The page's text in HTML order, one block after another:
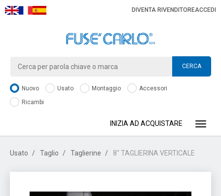
DIVENTA RIVENDITOREACCEDI
CERCA
Nuovo Usato Montaggio
Accessori
Ricambi
INIZIA AD ACQUISTARE
Usato Taglio Taglierine 8" TAGLIERINA VERTICALE